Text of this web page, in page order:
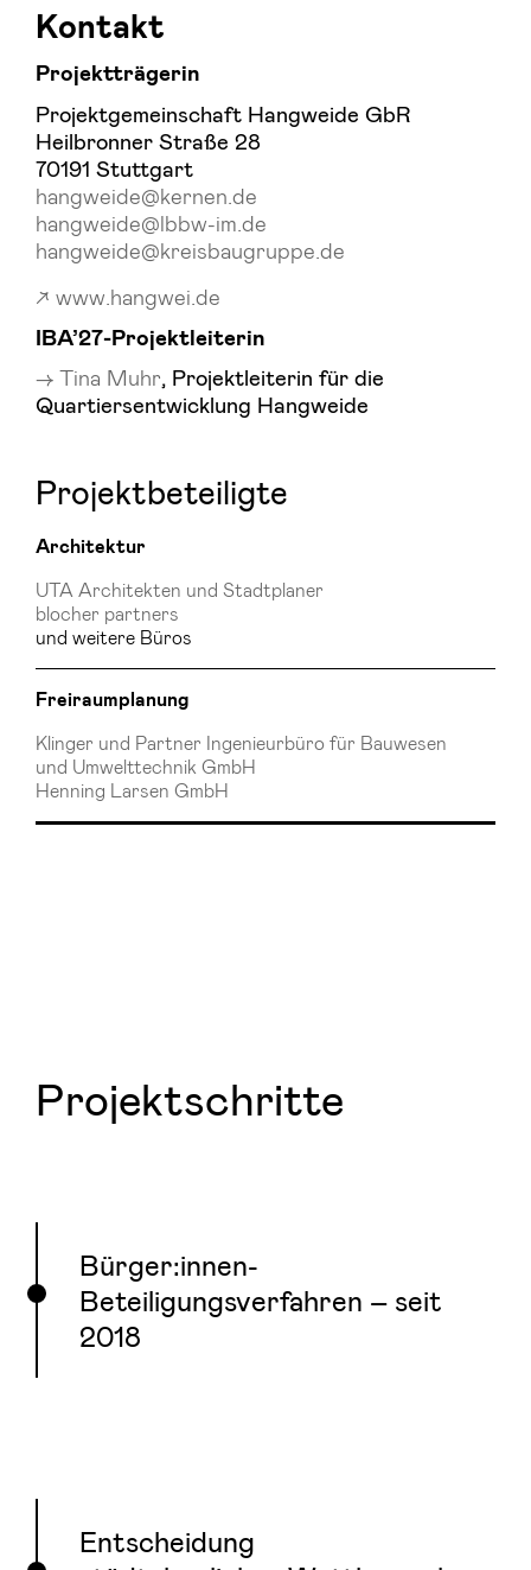
Kontakt
Projektträgerin
Projektgemeinschaft Hangweide GbR
Heilbronner Straße 28
70191 Stuttgart
hangweide@kernen.de
hangweide@lbbw-im.de
hangweide@kreisbaugruppe.de
www.hangwei.de
IBA’27-Projektleiterin
Tina Muhr, Projektleiterin für die
Quartiersentwicklung Hangweide
Projektbeteiligte
Architektur
UTA Architekten und Stadtplaner
blocher partners
und weitere Büros
Freiraumplanung
Klinger und Partner Ingenieurbüro für Bauwesen
und Umwelttechnik GmbH
Henning Larsen GmbH
Projektschritte
Bürger:innen-
Beteiligungsverfahren – seit
2018
Entscheidung